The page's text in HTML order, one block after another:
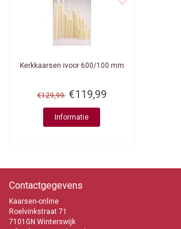
Kerkkaarsen ivoor 600/100 mm
€129,99 €119,99
Informatie
Contactgegevens
Kaarsen-online
Roelvinkstraat 71
7101GN Winterswijk